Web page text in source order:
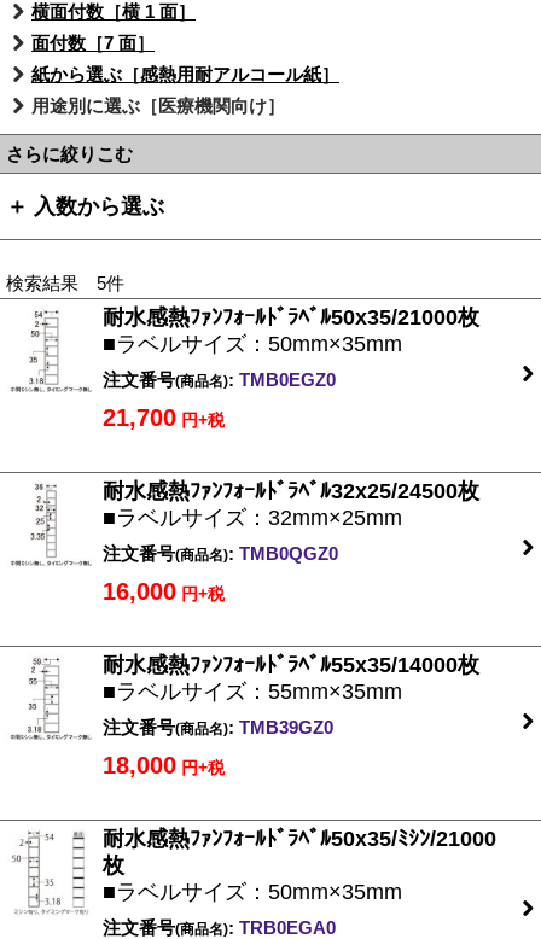
横面付数［横 1 面］
面付数［7 面］
紙から選ぶ［感熱用耐アルコール紙］
用途別に選ぶ［医療機関向け］
さらに絞りこむ
＋ 入数から選ぶ
検索結果 5件
耐水感熱ﾌｧﾝﾌｫｰﾙﾄﾞﾗﾍﾞﾙ50x35/21000枚
■ラベルサイズ：50mm×35mm
注文番号(商品名): TMB0EGZ0
21,700 円+税
耐水感熱ﾌｧﾝﾌｫｰﾙﾄﾞﾗﾍﾞﾙ32x25/24500枚
■ラベルサイズ：32mm×25mm
注文番号(商品名): TMB0QGZ0
16,000 円+税
耐水感熱ﾌｧﾝﾌｫｰﾙﾄﾞﾗﾍﾞﾙ55x35/14000枚
■ラベルサイズ：55mm×35mm
注文番号(商品名): TMB39GZ0
18,000 円+税
耐水感熱ﾌｧﾝﾌｫｰﾙﾄﾞﾗﾍﾞﾙ50x35/ﾐｼﾝ/21000
枚
■ラベルサイズ：50mm×35mm
注文番号(商品名): TRB0EGA0